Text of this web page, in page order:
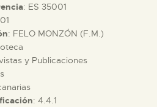
: ES 35001
: FELO MONZÓN (F.M.)
y Publicaciones
: 4.4.1